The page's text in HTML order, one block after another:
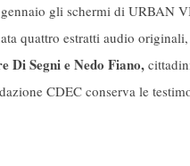
gli schermi di URBAN
quattro estratti audio
Di Segni e Nedo Fiano,
CDEC conserva le